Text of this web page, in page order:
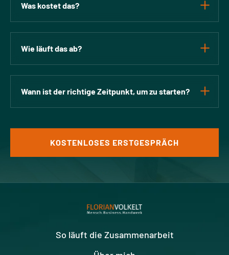
Was kostet das?
Wie läuft das ab?
Wann ist der richtige Zeitpunkt, um zu starten?
KOSTENLOSES ERSTGESPRÄCH
So läuft die Zusammenarbeit